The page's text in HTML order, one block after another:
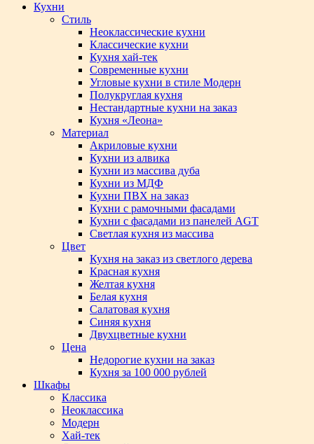
Кухни
Стиль
Неоклассические кухни
Классические кухни
Кухня хай-тек
Современные кухни
Угловые кухни в стиле Модерн
Полукруглая кухня
Нестандартные кухни на заказ
Кухня «Леона»
Материал
Акриловые кухни
Кухни из алвика
Кухни из массива дуба
Кухни из МДФ
Кухни ПВХ на заказ
Кухни с рамочными фасадами
Кухни с фасадами из панелей AGT
Светлая кухня из массива
Цвет
Кухня на заказ из светлого дерева
Красная кухня
Желтая кухня
Белая кухня
Салатовая кухня
Синяя кухня
Двухцветные кухни
Цена
Недорогие кухни на заказ
Кухня за 100 000 рублей
Шкафы
Классика
Неоклассика
Модерн
Хай-тек